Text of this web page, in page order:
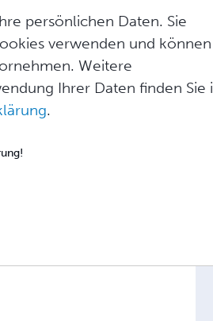
keine
der
haben eine
einstündigen
persönlichen Daten. Sie
verwenden und können
Weitere
Ihrer Daten finden Sie
.